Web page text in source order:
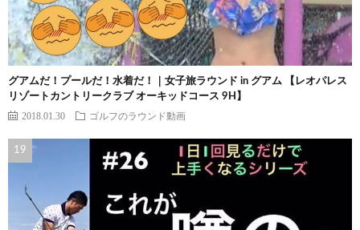
グアムだ！プールだ！水着だ！｜女子旅ラウンド in グアム 【レオパレス
リゾートカントリークラブ オーキッドコース 9H】
2018.01.30 ゴルフのラウンド動画